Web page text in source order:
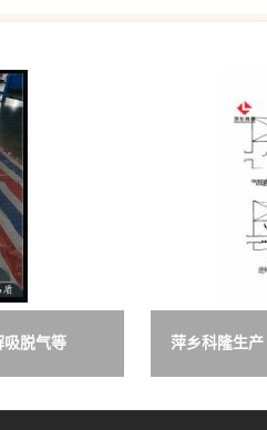
吸脱气等 萍乡科隆生